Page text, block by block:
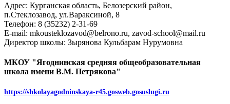
Адрес: Курганская область, Белозерский район,
п.Стеклозавод, ул.Вараксиной, 8
Телефон: 8 (35232) 2-31-69
E-mail: mkousteklozavod@belrono.ru, zavod-school@mail.ru
Директор школы: Зырянова Кульбарам Нурумовна
МКОУ "Ягоднинская средняя общеобразовательная
школа имени В.М. Петрякова"
https://shkolayagodninskaya-r45.gosweb.gosuslugi.ru